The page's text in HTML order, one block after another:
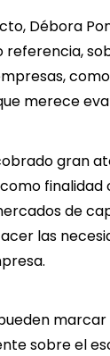
Débora
referencia,
merece
gran
de
las
sobre el